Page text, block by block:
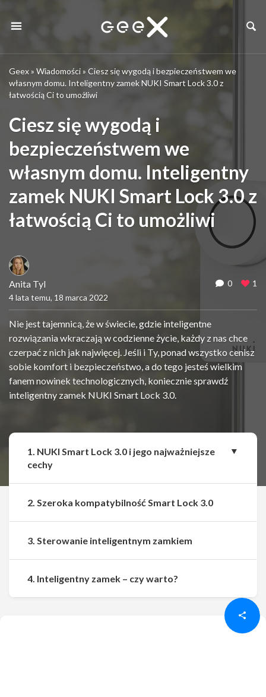
Geex» Wiadomości» Ciesz się wygodą i bezpieczeństwem we
własnym domu. Inteligentny zamek NUKI Smart Lock 3.0 z
łatwością Ci to umożliwi
Ciesz się wygodą i
bezpieczeństwem we
własnym domu. Inteligentny
zamek NUKI Smart Lock 3.0 z
łatwością Ci to umożliwi
Anita Tyl
4 lata temu, 18 marca 2022
0 1
Nie jest tajemnicą, że w świecie, gdzie inteligentne
rozwiązania wkraczają w codzienne życie, każdy z nas chce
czerpać z nich jak najwięcej. Jeśli i Ty, ponad wszystko cenisz
sobie komfort i bezpieczeństwo, a do tego jesteś wielkim
fanem nowinek technologicznych, koniecznie sprawdź
inteligentny zamek NUKI Smart Lock 3.0.
Udostępnij
1. NUKI Smart Lock 3.0 i jego najważniejsze
cechy
2. Szeroka kompatybilność Smart Lock 3.0
3. Sterowanie inteligentnym zamkiem
4. Inteligentny zamek – czy warto?